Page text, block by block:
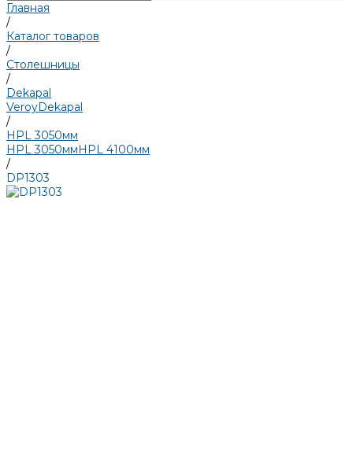
Главная
/
Каталог товаров
/
Столешницы
/
Dekapal
VeroyDekapal
/
HPL 3050мм
HPL 3050ммHPL 4100мм
/
DP1303